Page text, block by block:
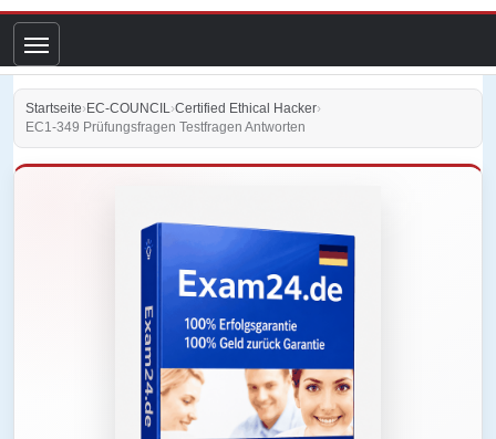
Startseite›EC-COUNCIL›Certified Ethical Hacker›
EC1-349 Prüfungsfragen Testfragen Antworten